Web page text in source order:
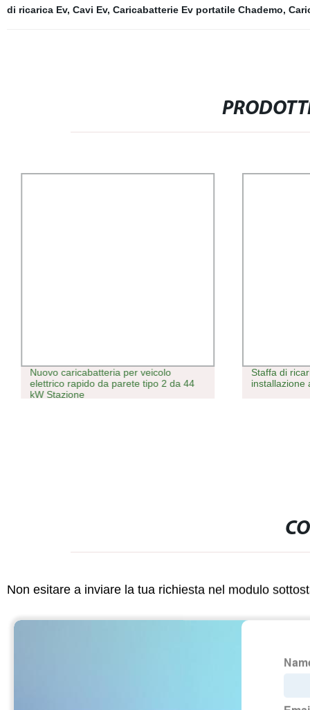
di ricarica Ev, Cavi Ev, Caricabatterie Ev portatile Chademo,
Nuovo caricabatteria per veicolo
elettrico rapido da parete tipo 2 da 44
kW Stazione
Staffa di
installazione
Non esitare a inviare la tua richiesta nel modulo